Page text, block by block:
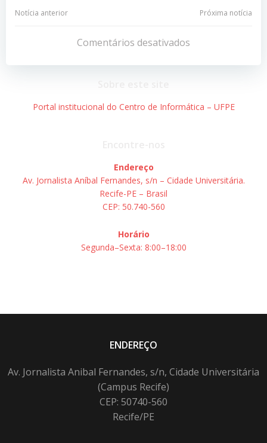
Navegação
Post
Notícia anterior
Navegação
de
Post
Próxima notícia
Comentários desativados
Portal institucional do Centro de Informática – UFPE
Endereço
Av. Jornalista Aníbal Fernandes, s/n – Cidade Universitária.
Recife-PE – Brasil
CEP: 50.740-560
Horário
Segunda–Sexta: 8:00–18:00
ENDEREÇO
Av. Jornalista Anibal Fernandes, s/n, Cidade Universitária
(Campus Recife)
CEP: 50740-560
Recife/PE